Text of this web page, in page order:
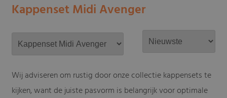
Kappenset Midi Avenger
Wij adviseren om rustig door onze collectie kappensets te
kijken, want de juiste pasvorm is belangrijk voor optimale